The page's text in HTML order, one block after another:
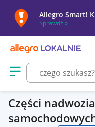
Allegro Smart!
Sprawdź »
Otwórz menu z
Części